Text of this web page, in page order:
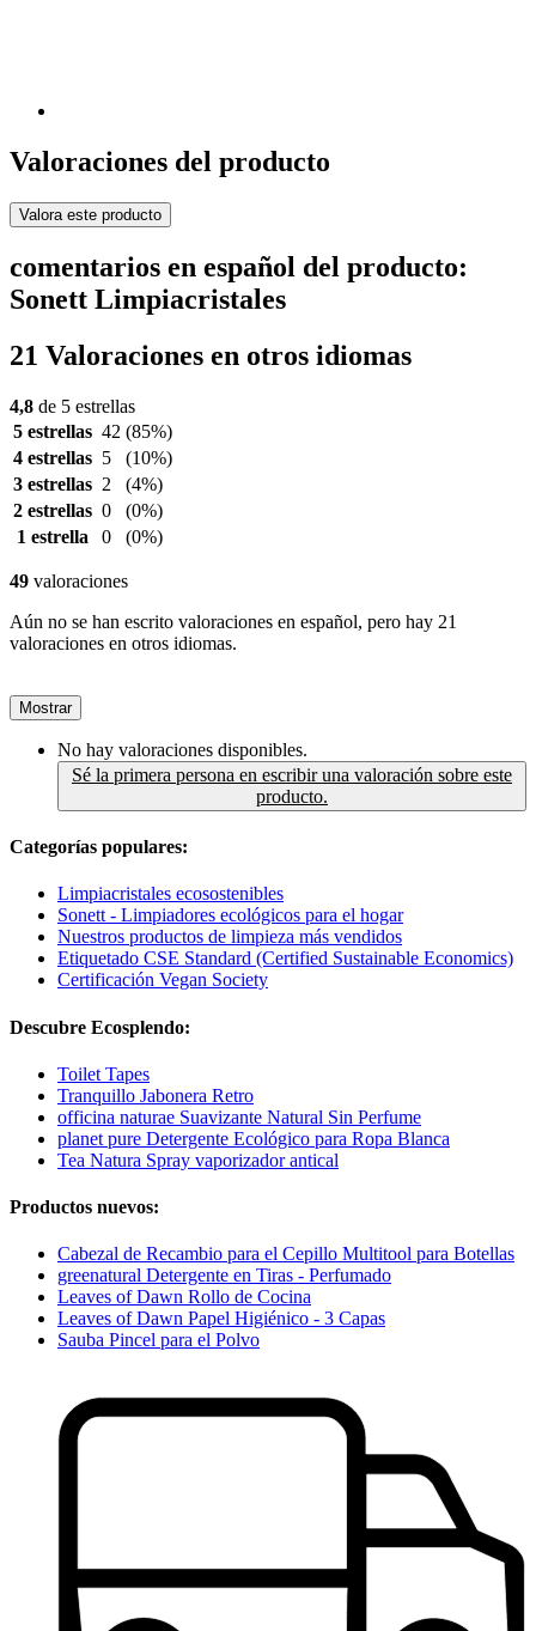
Valoraciones del producto
Valora este producto
comentarios en español del producto:
Sonett Limpiacristales
21 Valoraciones en otros idiomas
4,8 de 5 estrellas
5 estrellas 42 (85%)
4 estrellas 5
(10%)
3 estrellas 2
(4%)
2 estrellas 0
(0%)
1 estrella
0 (0%)
49 valoraciones
Aún no se han escrito valoraciones en español, pero hay 21
valoraciones en otros idiomas.
Mostrar
No hay valoraciones disponibles.
Sé la primera persona en escribir una valoración sobre este
producto.
Categorías populares:
Limpiacristales ecosostenibles
Sonett - Limpiadores ecológicos para el hogar
Nuestros productos de limpieza más vendidos
Etiquetado CSE Standard (Certified Sustainable Economics)
Certificación Vegan Society
Descubre Ecosplendo:
Toilet Tapes
Tranquillo Jabonera Retro
officina naturae Suavizante Natural Sin Perfume
planet pure Detergente Ecológico para Ropa Blanca
Tea Natura Spray vaporizador antical
Productos nuevos:
Cabezal de Recambio para el Cepillo Multitool para Botellas
greenatural Detergente en Tiras - Perfumado
Leaves of Dawn Rollo de Cocina
Leaves of Dawn Papel Higiénico - 3 Capas
Sauba Pincel para el Polvo